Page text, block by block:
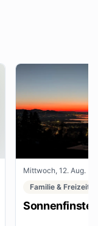
Mittwoch, 12. Aug.
Familie & Freizeit